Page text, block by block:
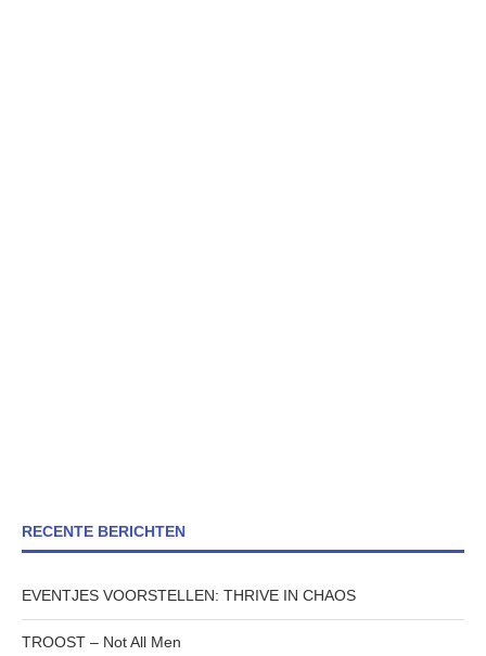
RECENTE BERICHTEN
EVENTJES VOORSTELLEN: THRIVE IN CHAOS
TROOST – Not All Men